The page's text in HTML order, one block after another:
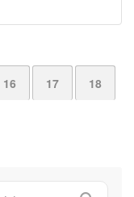
16 17 18